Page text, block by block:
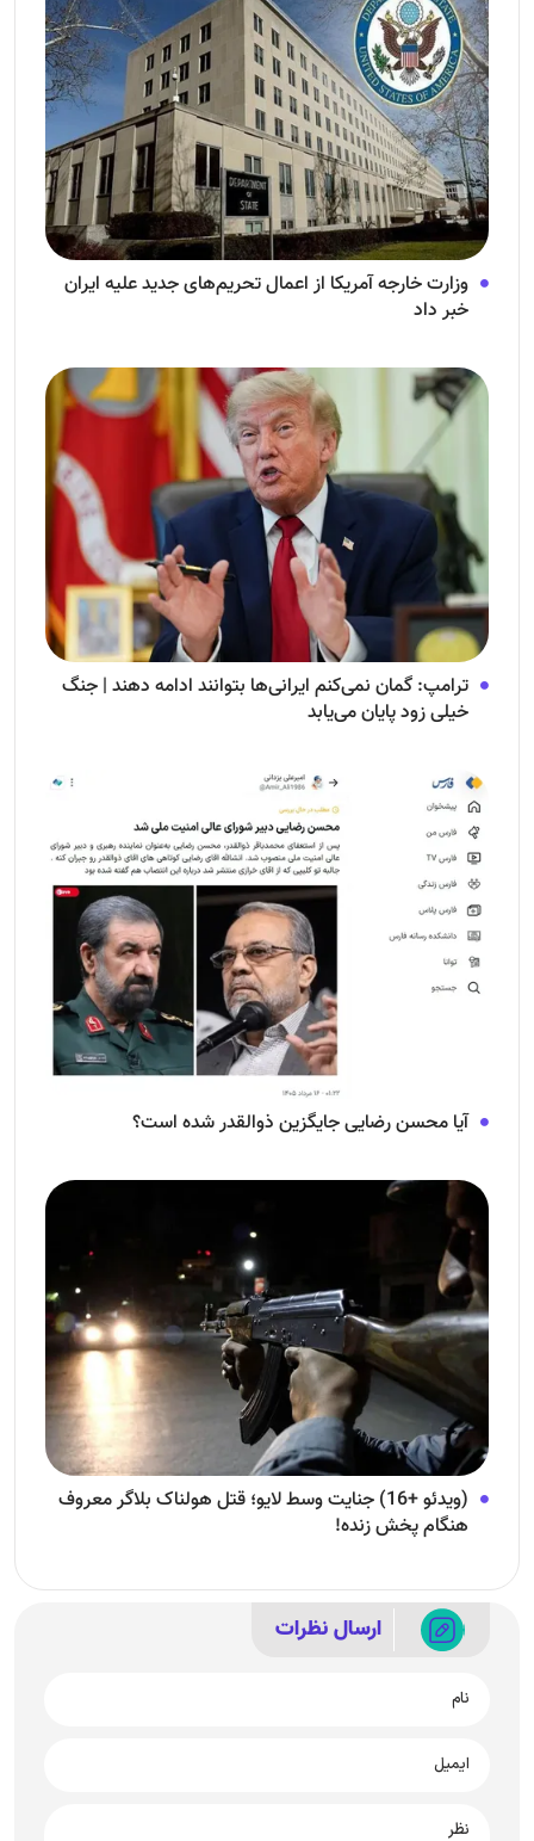
وزارت خارجه آمریکا از اعمال تحریم‌های جدید علیه ایران
خبر داد
ترامپ: گمان نمی‌کنم ایرانی‌ها بتوانند ادامه دهند | جنگ
خیلی زود پایان می‌یابد
آیا محسن رضایی جایگزین ذوالقدر شده است؟
(ویدئو +16) جنایت وسط لایو؛ قتل هولناک بلاگر معروف
هنگام پخش زنده!
ارسال نظرات